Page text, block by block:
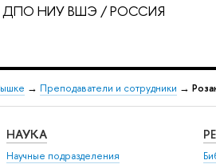
ДПО НИУ ВШЭ / РОССИЯ
→ Преподаватели и сотрудники →
НАУКА
Научные подразделения